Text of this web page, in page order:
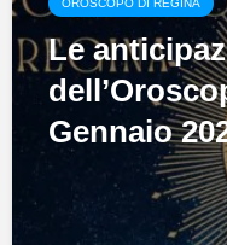
OROSCOPO DI REGINA
Le
Gennaio